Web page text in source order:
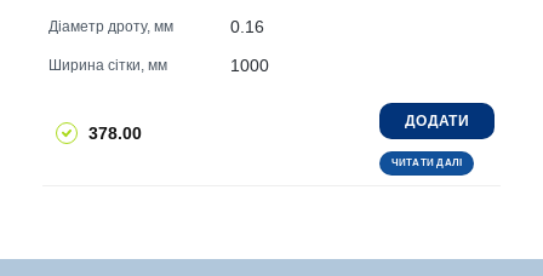
Діаметр дроту, мм 0.16
Ширина сітки, мм 1000
378.00
ДОДАТИ
ЧИТАТИ ДАЛІ